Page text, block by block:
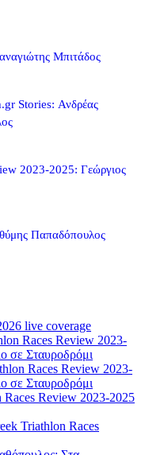
Μπιτάδος
Stories: Ανδρέας
2023-2025: Γεώργιος
Παπαδόπουλος
live coverage
Races Review 2023-
σε Σταυροδρόμι
Races Review 2023-
σε Σταυροδρόμι
Races Review 2023-2025
Triathlon Races